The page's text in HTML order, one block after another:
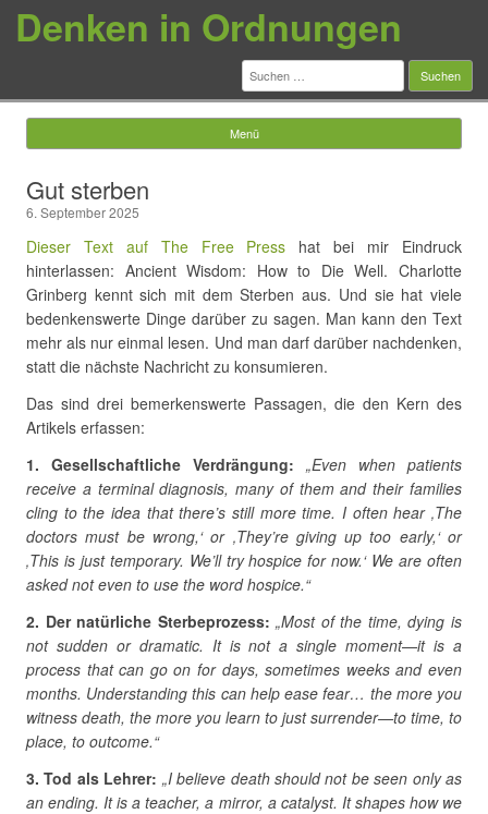
Denken in Ordnungen
Suchen
nach:
Menü
Gut sterben
6. September 2025
Dieser Text auf The Free Press hat bei mir Eindruck
hinterlassen: Ancient Wisdom: How to Die Well. Charlotte
Grinberg kennt sich mit dem Sterben aus. Und sie hat viele
bedenkenswerte Dinge darüber zu sagen. Man kann den Text
mehr als nur einmal lesen. Und man darf darüber nachdenken,
statt die nächste Nachricht zu konsumieren.
Das sind drei bemerkenswerte Passagen, die den Kern des
Artikels erfassen:
1. Gesellschaftliche Verdrängung: „Even when patients
receive a terminal diagnosis, many of them and their families
cling to the idea that there’s still more time. I often hear ‚The
doctors must be wrong,‘ or ‚They’re giving up too early,‘ or
‚This is just temporary. We’ll try hospice for now.‘ We are often
asked not even to use the word hospice.“
2. Der natürliche Sterbeprozess: „Most of the time, dying is
not sudden or dramatic. It is not a single moment—it is a
process that can go on for days, sometimes weeks and even
months. Understanding this can help ease fear… the more you
witness death, the more you learn to just surrender—to time, to
place, to outcome.“
3. Tod als Lehrer: „I believe death should not be seen only as
an ending. It is a teacher, a mirror, a catalyst. It shapes how we